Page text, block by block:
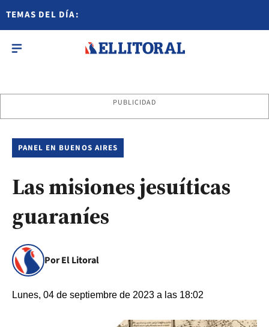
TEMAS DEL DÍA:
PUBLICIDAD
PANEL EN BUENOS AIRES
Las misiones jesuíticas
guaraníes
Por El Litoral
Lunes, 04 de septiembre de 2023 a las 18:02